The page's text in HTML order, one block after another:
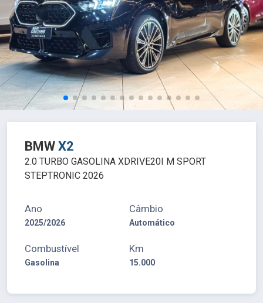
BMW X2
2.0 TURBO GASOLINA XDRIVE20I M SPORT
STEPTRONIC 2026
Ano
2025/2026
Câmbio
Automático
Combustível
Gasolina
Km
15.000